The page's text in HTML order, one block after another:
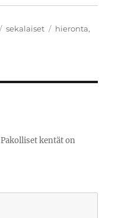
Kategoriat
sekalaiset Avainsanat
hieronta,
Pakolliset kentät on